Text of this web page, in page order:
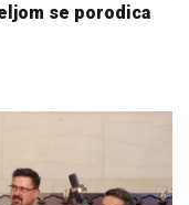
se porodica